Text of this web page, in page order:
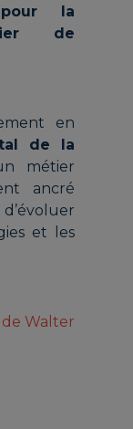
la
de
en
de la
métier
ancré
et les
de Walter